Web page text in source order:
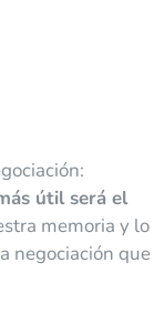
útil será el
memoria y lo
negociación que